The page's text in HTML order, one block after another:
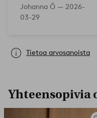
Johanna Ö — 2026-
03-29
Tietoa arvosanoista
Yhteensopivia